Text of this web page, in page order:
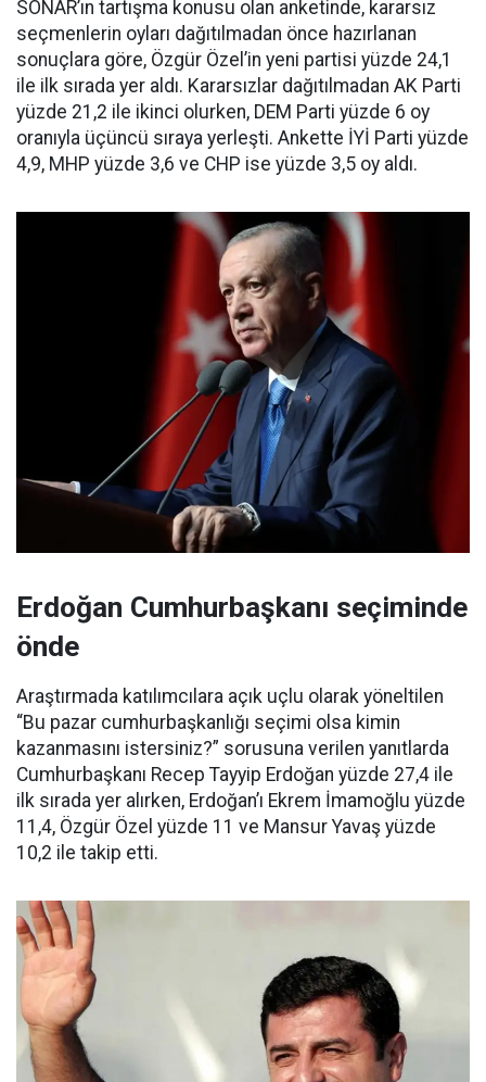
SONAR’ın tartışma konusu olan anketinde, kararsız
seçmenlerin oyları dağıtılmadan önce hazırlanan
sonuçlara göre, Özgür Özel’in yeni partisi yüzde 24,1
ile ilk sırada yer aldı. Kararsızlar dağıtılmadan AK Parti
yüzde 21,2 ile ikinci olurken, DEM Parti yüzde 6 oy
oranıyla üçüncü sıraya yerleşti. Ankette İYİ Parti yüzde
4,9, MHP yüzde 3,6 ve CHP ise yüzde 3,5 oy aldı.
Erdoğan Cumhurbaşkanı seçiminde
önde
Araştırmada katılımcılara açık uçlu olarak yöneltilen
“Bu pazar cumhurbaşkanlığı seçimi olsa kimin
kazanmasını istersiniz?” sorusuna verilen yanıtlarda
Cumhurbaşkanı Recep Tayyip Erdoğan yüzde 27,4 ile
ilk sırada yer alırken, Erdoğan’ı Ekrem İmamoğlu yüzde
11,4, Özgür Özel yüzde 11 ve Mansur Yavaş yüzde
10,2 ile takip etti.